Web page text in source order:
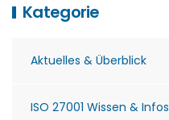
Kategorie
Aktuelles & Überblick
ISO 27001 Wissen & Infos